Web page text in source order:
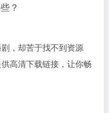
？
，却苦于找不到资源
高清下载链接，让你畅